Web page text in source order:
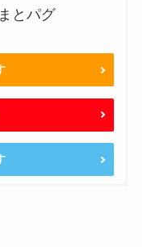
とパグ